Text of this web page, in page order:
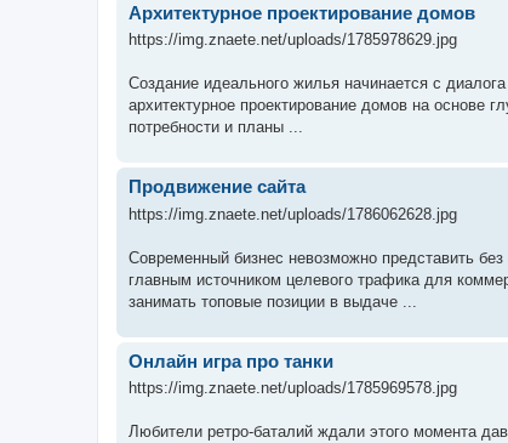
Aрхитектурное проектирование домов
https://img.znaete.net/uploads/1785978629.jpg
Создание идеального жилья начинается с
архитектурное проектирование домов на основе
потребности и планы ...
Продвижение сайта
https://img.znaete.net/uploads/1786062628.jpg
Современный бизнес невозможно представить
главным источником целевого трафика для
занимать топовые позиции в выдаче ...
Онлайн игра про танки
https://img.znaete.net/uploads/1785969578.jpg
Любители ретро-баталий ждали этого момента